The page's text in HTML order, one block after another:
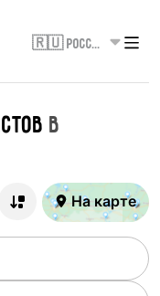
🇷🇺 Россия
в
На карте